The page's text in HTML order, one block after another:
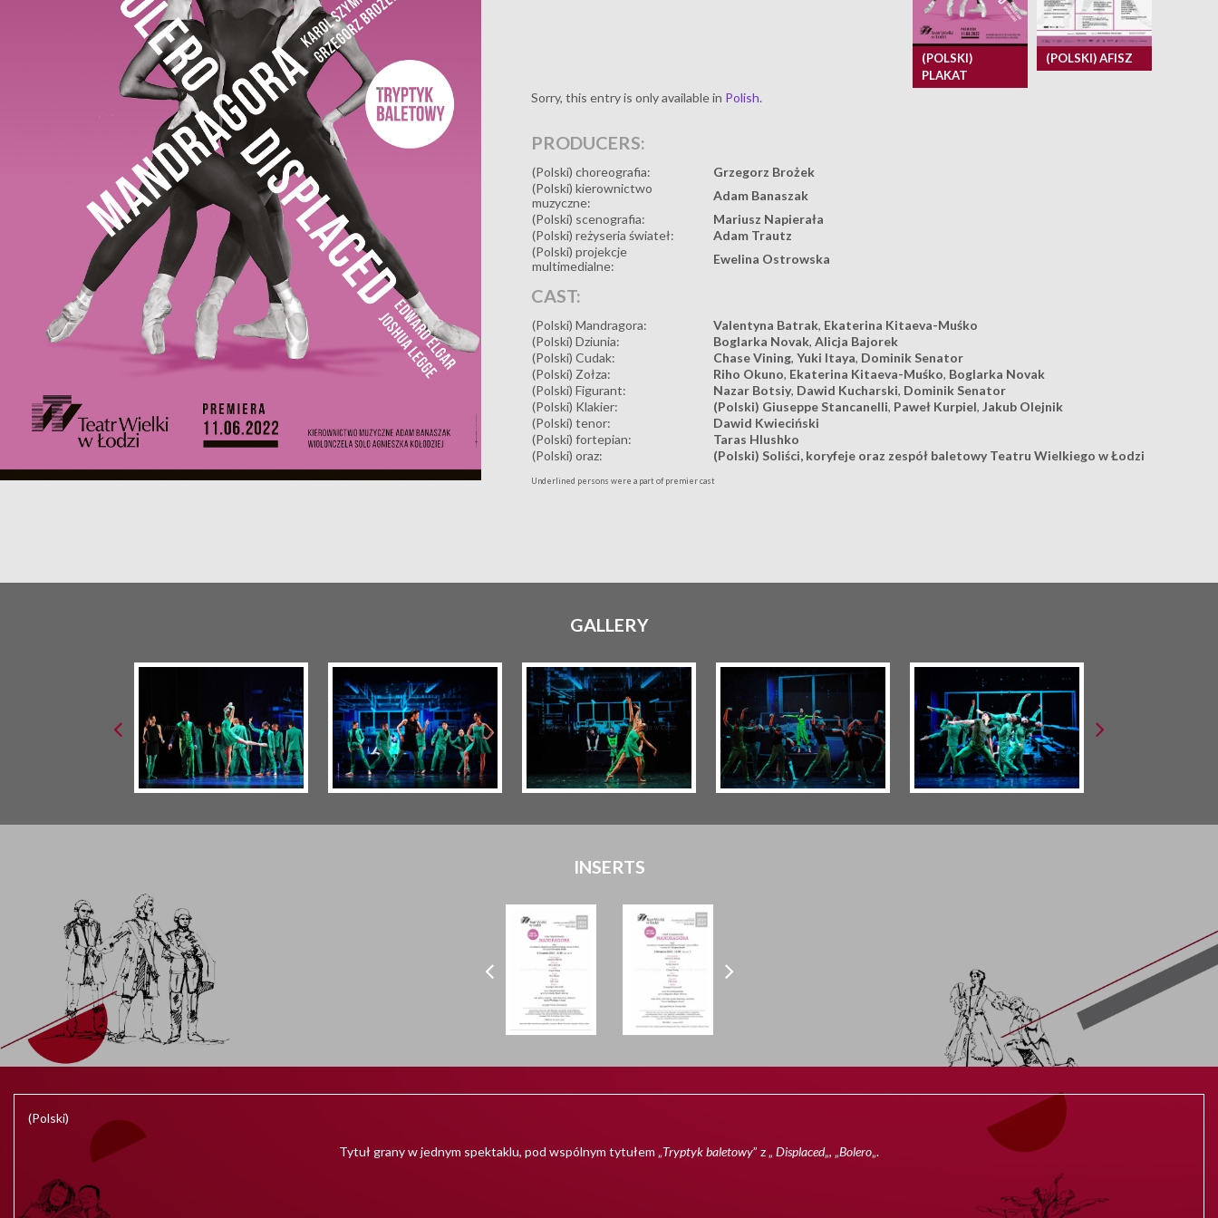
(POLSKI)
PLAKAT
(POLSKI) AFISZ
Sorry, this entry is only available in Polish.
PRODUCERS:
(Polski) choreografia:
Grzegorz Brożek
(Polski) kierownictwo
muzyczne:
Adam Banaszak
(Polski) scenografia:
Mariusz Napierała
(Polski) reżyseria świateł:
Adam Trautz
(Polski) projekcje
multimedialne:
Ewelina Ostrowska
CAST:
(Polski) Mandragora: Valentyna Batrak, Ekaterina Kitaeva-Muśko
(Polski) Dziunia:
Boglarka Novak,Alicja Bajorek
(Polski) Cudak:
Chase Vining,Yuki Itaya, Dominik Senator
(Polski) Zołza:
Riho Okuno, Ekaterina Kitaeva-Muśko, Boglarka Novak
(Polski) Figurant:
Nazar Botsiy, Dawid Kucharski, Dominik Senator
(Polski) Klakier:
(Polski) Giuseppe Stancanelli, Paweł Kurpiel,Jakub Olejnik
(Polski) tenor:
Dawid Kwieciński
(Polski) fortepian:
Taras Hlushko
(Polski) oraz:
(Polski) Soliści, koryfeje oraz zespół baletowy Teatru Wielkiego w Łodzi
Underlined persons were a part of premier cast
GALLERY
INSERTS
(Polski)
Tytuł grany w jednym spektaklu, pod wspólnym tytułem „Tryptyk baletowy” z „ Displaced„, „Bolero„.